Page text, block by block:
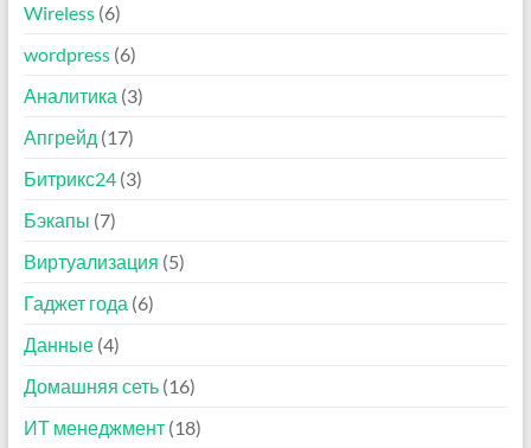
Wireless(6)
wordpress(6)
Аналитика (3)
Апгрейд (17)
Битрикс24(3)
Бэкапы (7)
Виртуализация (5)
Гаджет года (6)
Данные(4)
Домашняя сеть(16)
ИТ менеджмент(18)